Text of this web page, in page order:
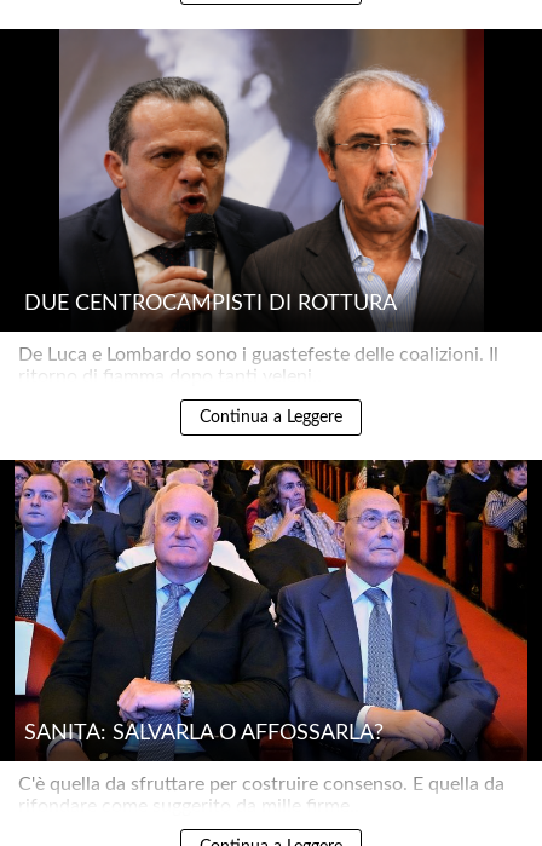
DUE CENTROCAMPISTI DI ROTTURA
De Luca e Lombardo sono i guastefeste delle coalizioni. Il
ritorno di fiamma dopo tanti veleni..
Continua a Leggere
SANITÀ: SALVARLA O AFFOSSARLA?
C'è quella da sfruttare per costruire consenso. E quella da
rifondare come suggerito da mille firme..